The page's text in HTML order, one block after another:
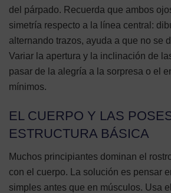
del párpado. Recuerda que ambos
simetría respecto a la línea central:
alternando trazos, ayuda a que no se
Variar la apertura y la inclinación de
pasar de la alegría a la sorpresa o el
mínimos.
EL CUERPO Y LAS
ESTRUCTURA BÁSICA
Muchos principiantes dominan el
con el cuerpo. La solución es pensar
simples antes que en músculos. Usa